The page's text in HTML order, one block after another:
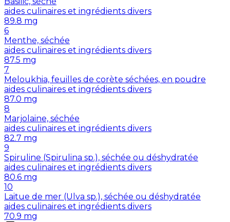
aides culinaires et ingrédients divers
89.8 mg
6
Menthe, séchée
aides culinaires et ingrédients divers
87.5 mg
7
Meloukhia, feuilles de corète séchées, en poudre
aides culinaires et ingrédients divers
87.0 mg
8
Marjolaine, séchée
aides culinaires et ingrédients divers
82.7 mg
9
Spiruline (Spirulina sp.), séchée ou déshydratée
aides culinaires et ingrédients divers
80.6 mg
10
Laitue de mer (Ulva sp.), séchée ou déshydratée
aides culinaires et ingrédients divers
70.9 mg